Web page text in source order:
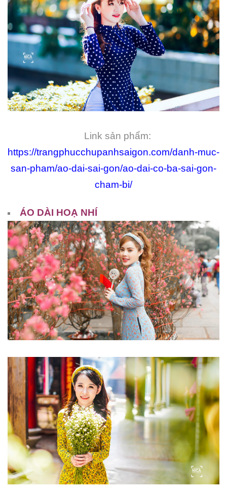
Link sản phẩm:
https://trangphucchupanhsaigon.com/danh-muc-
san-pham/ao-dai-sai-gon/ao-dai-co-ba-sai-gon-
cham-bi/
ÁO DÀI HOẠ NHÍ